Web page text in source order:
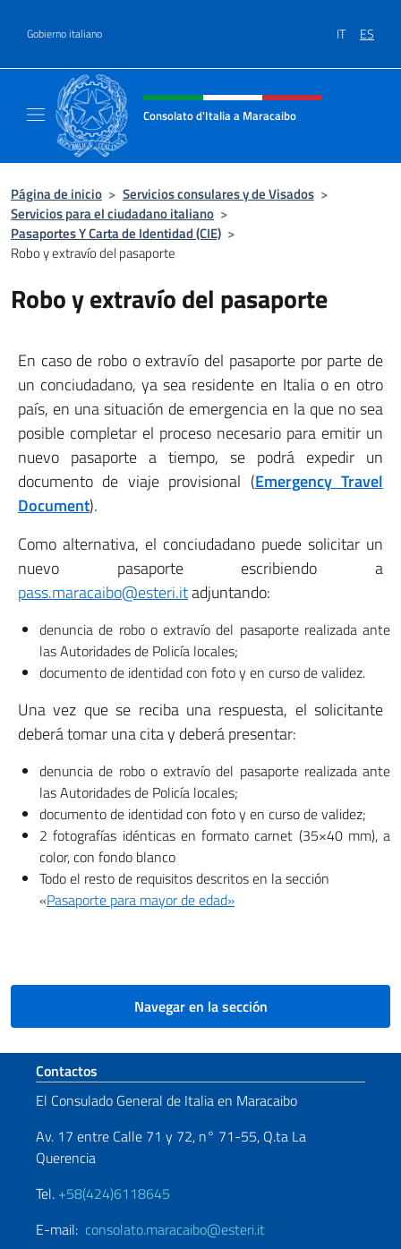
Gobierno italiano IT ES
Encabezado del sitio web,
Consolato d'Italia a Maracaibo
Página de inicio > Servicios consulares y de Visados >
Servicios para el ciudadano italiano >
Pasaportes Y Carta de Identidad (CIE) >
Robo y extravío del pasaporte
Robo y extravío del pasaporte
En caso de robo o extravío del pasaporte por parte de
un conciudadano, ya sea residente en Italia o en otro
país, en una situación de emergencia en la que no sea
posible completar el proceso necesario para emitir un
nuevo pasaporte a tiempo, se podrá expedir un
documento de viaje provisional (Emergency Travel
Document).
Como alternativa, el conciudadano puede solicitar un
nuevo pasaporte escribiendo a
pass.maracaibo@esteri.itadjuntando:
denuncia de robo o extravío del pasaporte realizada ante
las Autoridades de Policía locales;
documento de identidad con foto y en curso de validez.
Una vez que se reciba una respuesta, el solicitante
deberá tomar una cita y deberá presentar:
denuncia de robo o extravío del pasaporte realizada ante
las Autoridades de Policía locales;
documento de identidad con foto y en curso de validez;
2 fotografías idénticas en formato carnet (35×40 mm), a
color, con fondo blanco
Todo el resto de requisitos descritos en la sección
«Pasaporte para mayor de edad»
Navegar en la sección
Sezione footer
Contactos
El Consulado General de Italia en Maracaibo
Av. 17 entre Calle 71 y 72, n° 71-55, Q.ta La
Querencia
Tel. +58(424)6118645
E-mail: consolato.maracaibo@esteri.it